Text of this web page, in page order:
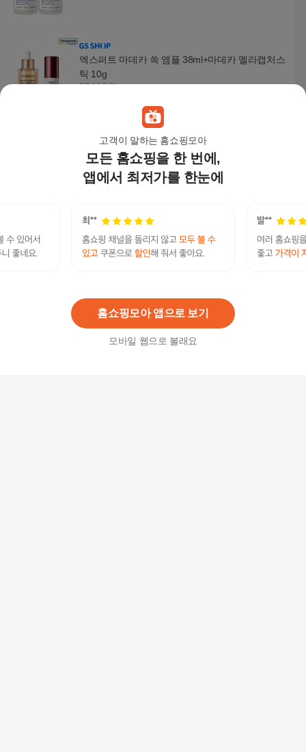
고객이 말하는 홈쇼핑모아
모든 홈쇼핑을 한 번에,
앱에서 최저가를 한눈에
홈쇼핑모아 앱으로 보기
모바일 웹으로 볼래요
엑스퍼트 마데카 쏙 앰플 38ml+마데카 멜라캡처스
틱 10g
38,100원
성분에디터 그린토마토 NMN 포어 리프팅 콜라겐
앰플 40ml
17,900 원
바이애콤 EGF 앰플 1개